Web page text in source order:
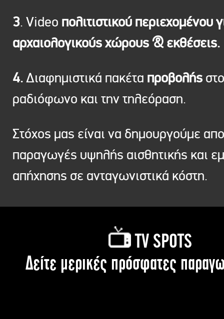
3. Video πολιτιστικού περιεχομένου
αρχαιολογικούς χώρους & εκθέσεις.
4.Διαφημιστικά πακέτα προβολής στο
ραδιόφωνο και την τηλεόραση.
Στόχος μας είναι να δημουργούμε
παραγωγές υψηλής αισθητικής και
απήχησης σε ανταγωνιστικά κόστη.
TV SPOTS
Δείτε μερικές πρόσφατες